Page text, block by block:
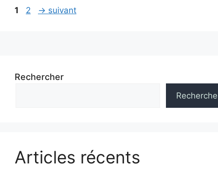
Navigation
Page
1 Page
2 → suivant
Rechercher
Articles récents